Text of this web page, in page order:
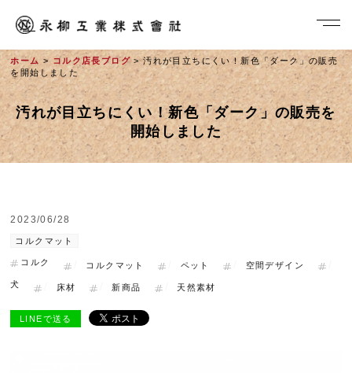
社長メッセージ
ホーム > コルク店長ブログ> 汚れが目立ちにくい！新色「ダーク」の販売
を開始しました
汚れが目立ちにくい！新色「ダーク」の販売を
開始しました
2023/06/28
コルクマット
コルク コルクマット ペット
空間デザイン
犬
床材 新商品 天然素材
LINEで送る